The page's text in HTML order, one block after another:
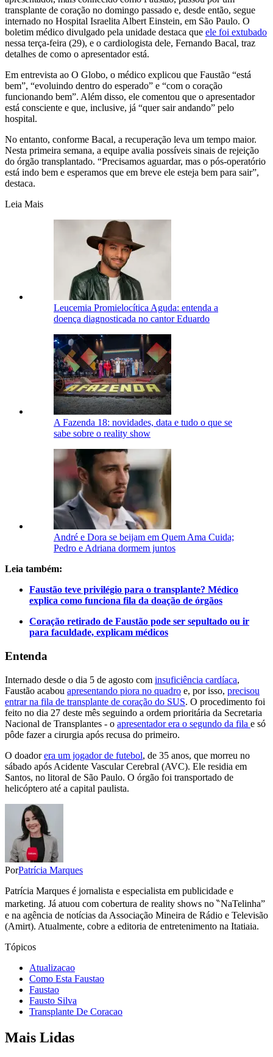
transplante de coração no domingo passado e, desde então, segue
internado no Hospital Israelita Albert Einstein, em São Paulo. O
boletim médico divulgado pela unidade destaca que ele foi extubado
nessa terça-feira (29), e o cardiologista dele, Fernando Bacal, traz
detalhes de como o apresentador está.
Em entrevista ao O Globo, o médico explicou que Faustão “está
bem”, “evoluindo dentro do esperado” e “com o coração
funcionando bem”. Além disso, ele comentou que o apresentador
está consciente e que, inclusive, já “quer sair andando” pelo
hospital.
No entanto, conforme Bacal, a recuperação leva um tempo maior.
Nesta primeira semana, a equipe avalia possíveis sinais de rejeição
do órgão transplantado. “Precisamos aguardar, mas o pós-operatório
está indo bem e esperamos que em breve ele esteja bem para sair”,
destaca.
Leia Mais
Leucemia Promielocítica Aguda: entenda a
doença diagnosticada no cantor Eduardo
A Fazenda 18: novidades, data e tudo o que se
sabe sobre o reality show
André e Dora se beijam em Quem Ama Cuida;
Pedro e Adriana dormem juntos
Leia também:
Faustão teve privilégio para o transplante? Médico
explica como funciona fila da doação de órgãos
Coração retirado de Faustão pode ser sepultado ou ir
para faculdade, explicam médicos
Entenda
Internado desde o dia 5 de agosto com insuficiência cardíaca,
Faustão acabou apresentando piora no quadro e, por isso, precisou
entrar na fila de transplante de coração do SUS. O procedimento foi
feito no dia 27 deste mês seguindo a ordem prioritária da Secretaria
Nacional de Transplantes - o apresentador era o segundo da fila e só
pôde fazer a cirurgia após recusa do primeiro.
O doadorera um jogador de futebol, de 35 anos, que morreu no
sábado após Acidente Vascular Cerebral (AVC). Ele residia em
Santos, no litoral de São Paulo. O órgão foi transportado de
helicóptero até a capital paulista.
PorPatrícia Marques
Patrícia Marques é jornalista e especialista em publicidade e
marketing. Já atuou com cobertura de reality shows no ‶NaTelinha”
e na agência de notícias da Associação Mineira de Rádio e Televisão
(Amirt). Atualmente, cobre a editoria de entretenimento na Itatiaia.
Tópicos
Atualizacao
Como Esta Faustao
Faustao
Fausto Silva
Transplante De Coracao
Mais Lidas